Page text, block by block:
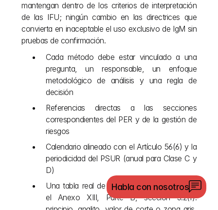
mantengan dentro de los criterios de interpretación
de las IFU; ningún cambio en las directrices que
convierta en inaceptable el uso exclusivo de IgM sin
pruebas de confirmación.
Cada método debe estar vinculado a una
pregunta, un responsable, un enfoque
metodológico de análisis y una regla de
decisión
Referencias directas a las secciones
correspondientes del PER y de la gestión de
riesgos
Calendario alineado con el Artículo 56(6) y la
periodicidad del PSUR (anual para Clase C y
D)
Una tabla real de productos similares según
el Anexo XIII, Parte B, sección 5.2(f):
Habla con nosotros